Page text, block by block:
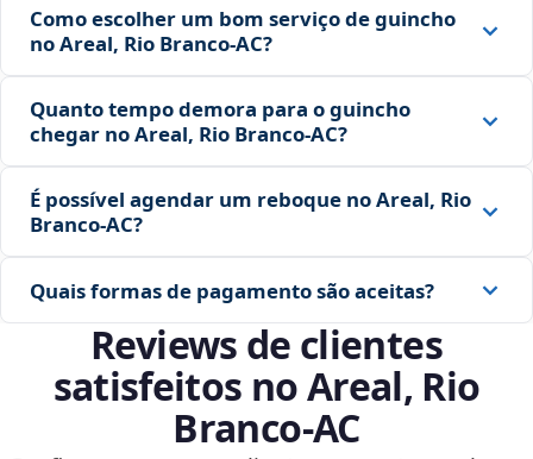
Como escolher um bom serviço de guincho
no Areal, Rio Branco‑AC?
Quanto tempo demora para o guincho
chegar no Areal, Rio Branco‑AC?
É possível agendar um reboque no Areal, Rio
Branco‑AC?
Quais formas de pagamento são aceitas?
Reviews de clientes
satisfeitos no Areal, Rio
Branco‑AC